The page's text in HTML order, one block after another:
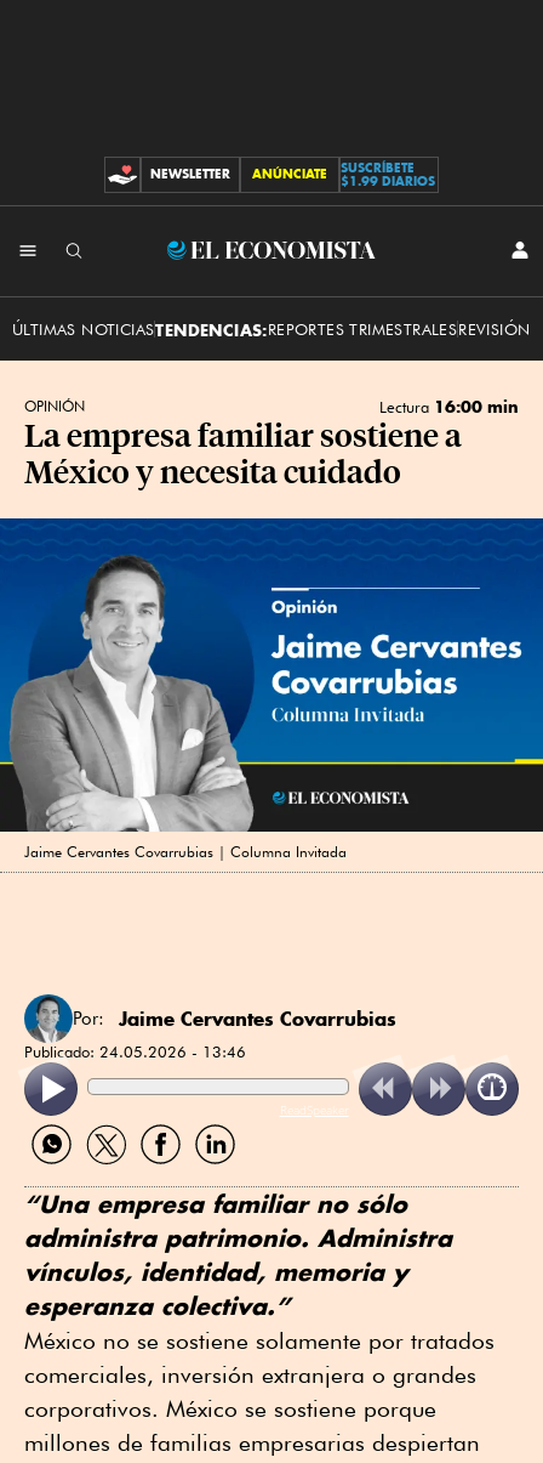
CONTRIBUCIONES
NEWSLETTER ANÚNCIATE
SUSCRÍBETE
$1.99 DIARIOS
El
ÚLTIMAS NOTICIASTENDENCIAS:REPORTES TRIMESTRALESREVISIÓN
OPINIÓN Lectura 16:00 min
La empresa familiar sostiene a
México y necesita cuidado
Jaime Cervantes Covarrubias | Columna Invitada
Por: Jaime Cervantes Covarrubias
Publicado: 24.05.2026 - 13:46
ReadSpeaker
Compartir
por
Compartir
por
Compartir
por
Compartir
por
“Una empresa familiar no sólo
administra patrimonio. Administra
vínculos, identidad, memoria y
esperanza colectiva.”
México no se sostiene solamente por tratados
comerciales, inversión extranjera o grandes
corporativos. México se sostiene porque
millones de familias empresarias despiertan